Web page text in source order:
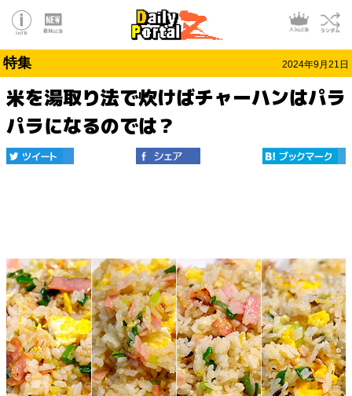
特集 2024年9月21日
米を湯取り法で炊けばチャーハンはパラ
パラになるのでは？